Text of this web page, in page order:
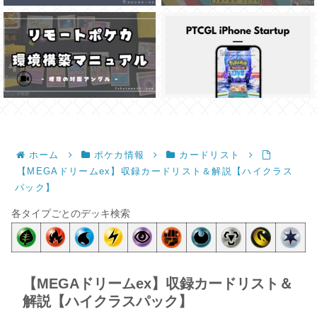
ホーム ポケカ情報
カードリスト
【MEGAドリームex】収録カードリスト＆解説【ハイクラス
パック】
各タイプごとのデッキ検索
【MEGAドリームex】収録カードリスト＆
解説【ハイクラスパック】